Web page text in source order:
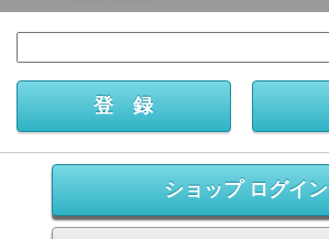
ショップ ログイン